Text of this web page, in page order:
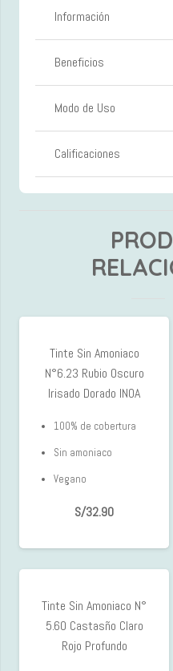
Castaño
Oscuro
Natural
60ml
Información
Beneficios
Modo de Uso
Calificaciones
Tinte Sin Amoniaco
N°6.23 Rubio Oscuro
Irisado Dorado INOA
100% de cobertura
Sin amoniaco
Vegano
S/32.90
Tinte Sin Amoniaco N°
5.60 Castasño Claro
Rojo Profundo